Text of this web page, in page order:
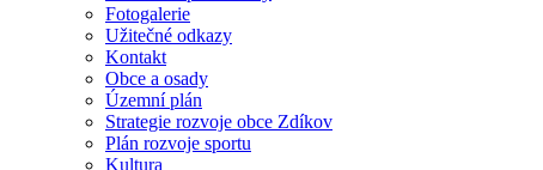
Fotogalerie
Užitečné odkazy
Kontakt
Obce a osady
Územní plán
Strategie rozvoje obce Zdíkov
Plán rozvoje sportu
Kultura